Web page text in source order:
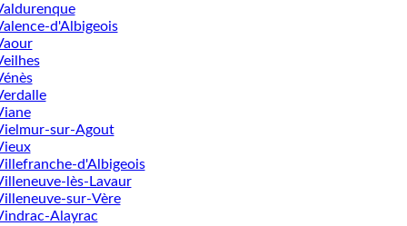
d'Albigeois
sur-Agout
d'Albigeois
lès-Lavaur
sur-Vère
Alayrac